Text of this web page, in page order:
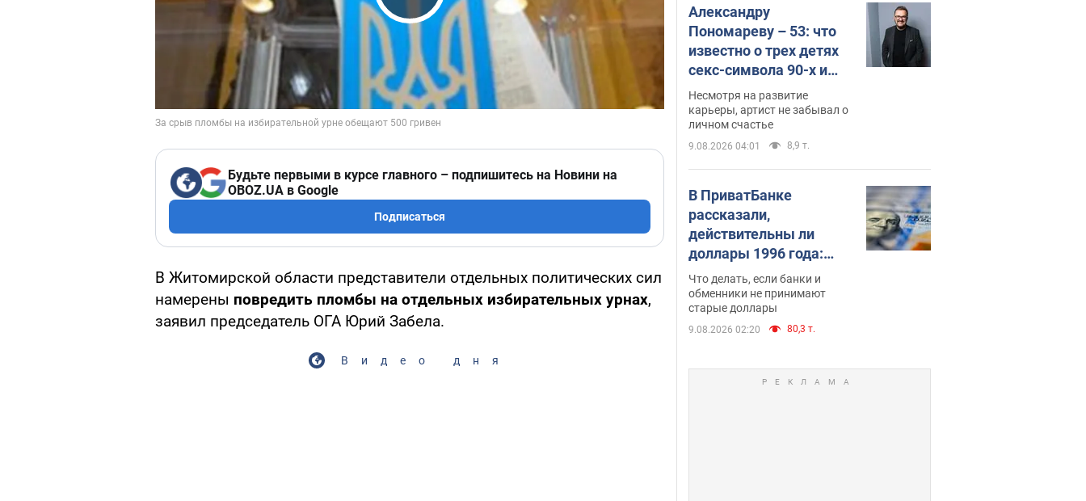
Play Video
Будьте первыми в курсе главного – подпишитесь на Новини на
OBOZ.UA в Google
Подписаться
В Житомирской области представители отдельных политических сил
намерены повредить пломбы на отдельных избирательных урнах,
заявил председатель ОГА Юрий Забела.
Видео дня
Александру
Пономареву – 53: что
известно о трех детях
секс-символа 90-х и
как они выглядят
Несмотря на развитие
карьеры, артист не забывал о
личном счастье
9.08.2026 04:01 8,9 т.
В ПриватБанке
рассказали,
действительны ли
доллары 1996 года:
принимают ли
обменники и банки
такие купюры
Что делать, если банки и
обменники не принимают
старые доллары
9.08.2026 02:20 80,3 т.